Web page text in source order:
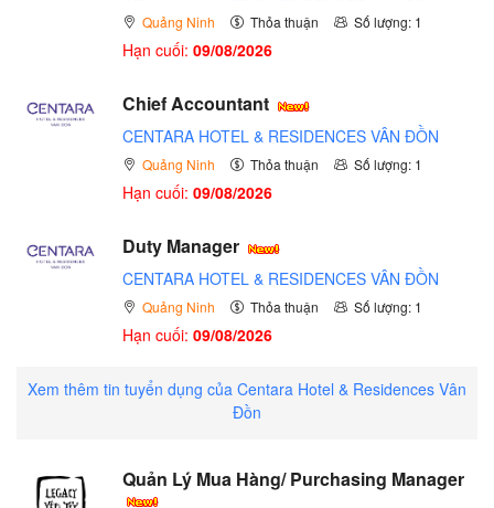
Quảng Ninh Thỏa thuận Số lượng: 1
Hạn cuối: 09/08/2026
Chief Accountant
CENTARA HOTEL & RESIDENCES VÂN ĐỒN
Quảng Ninh Thỏa thuận Số lượng: 1
Hạn cuối: 09/08/2026
Duty Manager
CENTARA HOTEL & RESIDENCES VÂN ĐỒN
Quảng Ninh Thỏa thuận Số lượng: 1
Hạn cuối: 09/08/2026
Xem thêm tin tuyển dụng của Centara Hotel & Residences Vân
Đồn
Quản Lý Mua Hàng/ Purchasing Manager